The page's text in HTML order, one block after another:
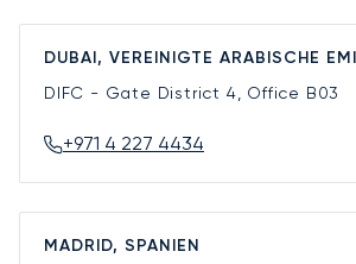
DUBAI, VEREINIGTE ARABISCHE
DIFC - Gate District 4, Office B03
+971 4 227 4434
MADRID, SPANIEN